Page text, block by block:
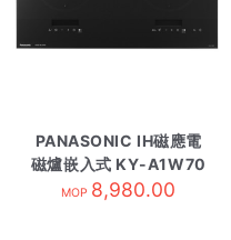
PANASONIC IH磁應電
磁爐嵌入式 KY-A1W70
黑
MOP 8,980.00